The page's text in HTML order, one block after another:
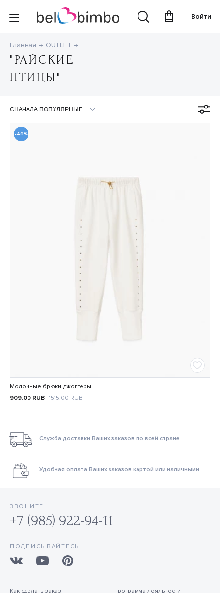
Войти
Главная OUTLET
"РАЙСКИЕ
ПТИЦЫ"
-40%
Молочные брюки-джоггеры
909.00 RUB 1515.00RUB
Служба доставки Ваших заказов по всей стране
Удобная оплата Ваших заказов картой или наличными
ЗВОНИТЕ
+7 (985) 922-94-11
ПОДПИСЫВАЙТЕСЬ
Как сделать заказ
Программа лояльности